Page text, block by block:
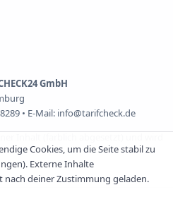
GmbH
• E-Mail: info@tarifcheck.de
Cookies, um die Seite stabil zu
Externe Inhalte
nach deiner Zustimmung geladen.